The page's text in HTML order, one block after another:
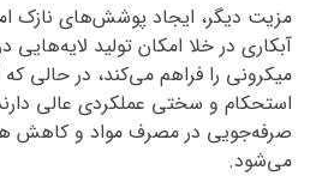
مزیت دیگر، ایجاد پوشش‌های نازک
آبکاری در خلا امکان تولید لایه‌هایی
میکرونی را فراهم می‌کند، در حالی که
استحکام و سختی عملکردی عالی
صرفه‌جویی در مصرف مواد و کاهش
می‌شود.